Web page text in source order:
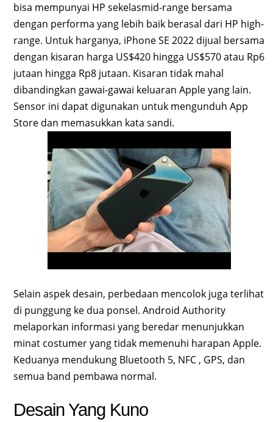
bisa mempunyai HP sekelasmid-range bersama
dengan performa yang lebih baik berasal dari HP high-
range. Untuk harganya, iPhone SE 2022 dijual bersama
dengan kisaran harga US$420 hingga US$570 atau Rp6
jutaan hingga Rp8 jutaan. Kisaran tidak mahal
dibandingkan gawai-gawai keluaran Apple yang lain.
Sensor ini dapat digunakan untuk mengunduh App
Store dan memasukkan kata sandi.
Selain aspek desain, perbedaan mencolok juga terlihat
di punggung ke dua ponsel. Android Authority
melaporkan informasi yang beredar menunjukkan
minat costumer yang tidak memenuhi harapan Apple.
Keduanya mendukung Bluetooth 5, NFC , GPS, dan
semua band pembawa normal.
Desain Yang Kuno